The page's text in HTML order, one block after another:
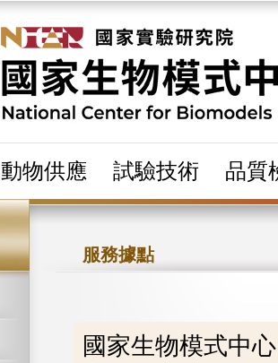
動物供應 試驗技術 品質
服務據點
國家生物模式中